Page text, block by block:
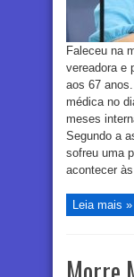
Faleceu na
vereadora e
aos 67
médica no
meses
Segundo a
sofreu uma
acontecer
Leia mais »